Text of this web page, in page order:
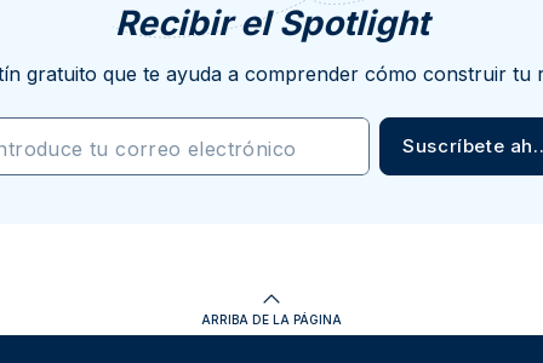
Recibir el Spotlight
gratuito que te ayuda a comprender cómo construir tu
tu correo electrónico Suscríbete
ARRIBA DE LA PÁGINA